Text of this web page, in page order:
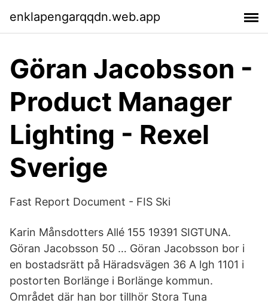
enklapengarqqdn.web.app
Göran Jacobsson -
Product Manager
Lighting - Rexel
Sverige
Fast Report Document - FIS Ski
Karin Månsdotters Allé 155 19391 SIGTUNA.
Göran Jacobsson 50 … Göran Jacobsson bor i
en bostadsrätt på Häradsvägen 36 A lgh 1101 i
postorten Borlänge i Borlänge kommun.
Området där han bor tillhör Stora Tuna